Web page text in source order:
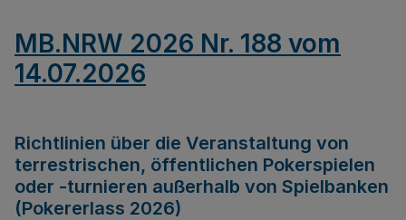
MB.NRW 2026 Nr. 188 vom
14.07.2026
Richtlinien über die Veranstaltung von
terrestrischen, öffentlichen Pokerspielen
oder -turnieren außerhalb von Spielbanken
(Pokererlass 2026)